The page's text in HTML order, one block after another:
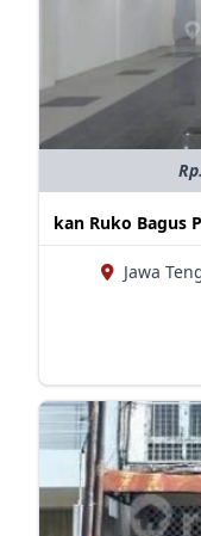
kan Ruko Bagus
Jawa